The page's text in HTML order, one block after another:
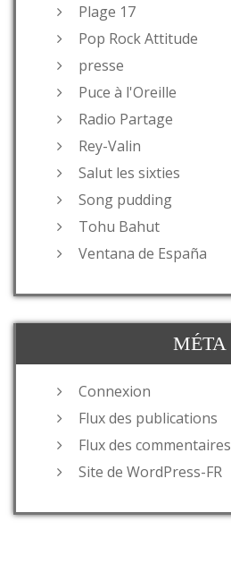
Plage 17
Pop Rock Attitude
presse
Puce à l'Oreille
Radio Partage
Rey-Valin
Salut les sixties
Song pudding
Tohu Bahut
Ventana de España
MÉTA
Connexion
Flux des publications
Flux des commentaires
Site de WordPress-FR